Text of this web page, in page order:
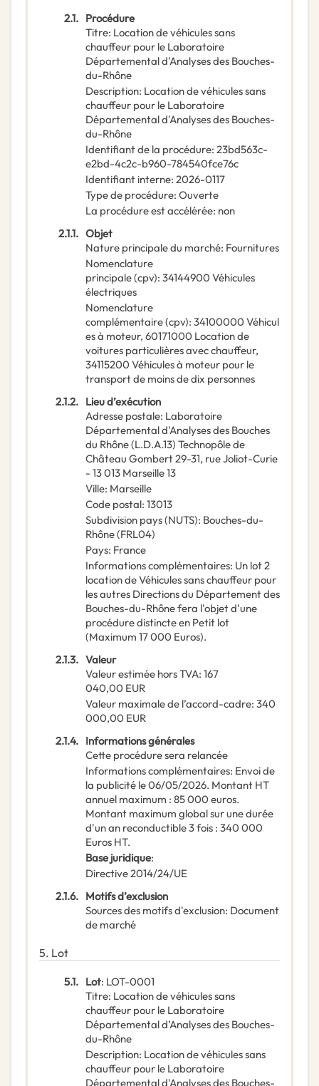
2.1. Procédure
Titre: Location de véhicules sans
chauffeur pour le Laboratoire
Départemental d'Analyses des Bouches-
du-Rhône
Description: Location de véhicules sans
chauffeur pour le Laboratoire
Départemental d'Analyses des Bouches-
du-Rhône
Identifiant de la procédure: 23bd563c-
e2bd-4c2c-b960-784540fce76c
Identifiant interne: 2026-0117
Type de procédure: Ouverte
La procédure est accélérée: non
2.1.1. Objet
Nature principale du marché: Fournitures
Nomenclature
principale(cpv): 34144900 Véhicules
électriques
Nomenclature
complémentaire(cpv): 34100000 Véhicul
es à moteur, 60171000 Location de
voitures particulières avec chauffeur,
34115200 Véhicules à moteur pour le
transport de moins de dix personnes
2.1.2. Lieu d’exécution
Adresse postale: Laboratoire
Départemental d'Analyses des Bouches
du Rhône (L.D.A.13) Technopôle de
Château Gombert 29-31, rue Joliot-Curie
- 13 013 Marseille 13
Ville: Marseille
Code postal: 13013
Subdivision pays (NUTS): Bouches-du-
Rhône(FRL04)
Pays: France
Informations complémentaires: Un lot 2
location de Véhicules sans chauffeur pour
les autres Directions du Département des
Bouches-du-Rhône fera l'objet d'une
procédure distincte en Petit lot
(Maximum 17 000 Euros).
2.1.3. Valeur
Valeur estimée hors TVA: 167
040,00 EUR
Valeur maximale de l’accord-cadre: 340
000,00 EUR
2.1.4. Informations générales
Cette procédure sera relancée
Informations complémentaires: Envoi de
la publicité le 06/05/2026. Montant HT
annuel maximum : 85 000 euros.
Montant maximum global sur une durée
d'un an reconductible 3 fois : 340 000
Euros HT.
Base juridique:
Directive 2014/24/UE
2.1.6. Motifs d’exclusion
Sources des motifs d'exclusion: Document
de marché
5. Lot
5.1. Lot: LOT-0001
Titre: Location de véhicules sans
chauffeur pour le Laboratoire
Départemental d’Analyses des Bouches-
du-Rhône
Description: Location de véhicules sans
chauffeur pour le Laboratoire
Départemental d'Analyses des Bouches-